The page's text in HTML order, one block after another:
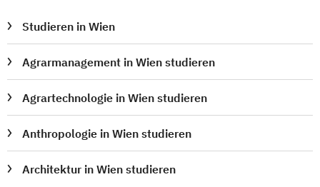
Staatlich geprüfte*r Übersetzer*in Englisch
Staatlich geprüfte*r Übersetzer*in
Französisch
Staatlich geprüfte*r Übersetzer*in
Spanisch
Statistik kompakt
Studieren in Wien
Agrarmanagement in Wien studieren
Agrartechnologie in Wien studieren
Anthropologie in Wien studieren
Architektur in Wien studieren